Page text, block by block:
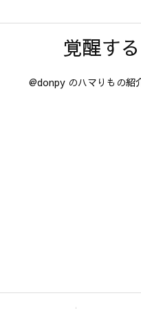
覚醒す
@donpy のハマりもの紹